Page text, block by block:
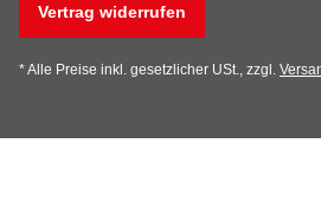
Vertrag widerrufen
* Alle Preise inkl. gesetzlicher USt., zzgl.